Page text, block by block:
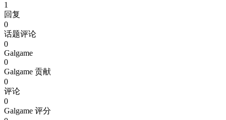
1
回复
0
话题评论
0
Galgame
0
Galgame 贡献
0
评论
0
Galgame 评分